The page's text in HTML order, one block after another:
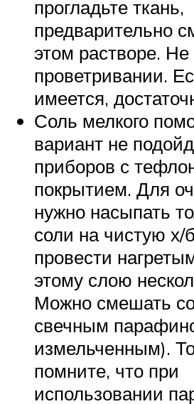
прогладьте ткань,
предварительно
этом растворе. Не
проветривании.
имеется,
Соль мелкого
вариант не
приборов с
покрытием. Для
нужно насыпать
соли на чистую х/
провести
этому слою
Можно смешать
свечным
измельченным).
помните, что при
использовании